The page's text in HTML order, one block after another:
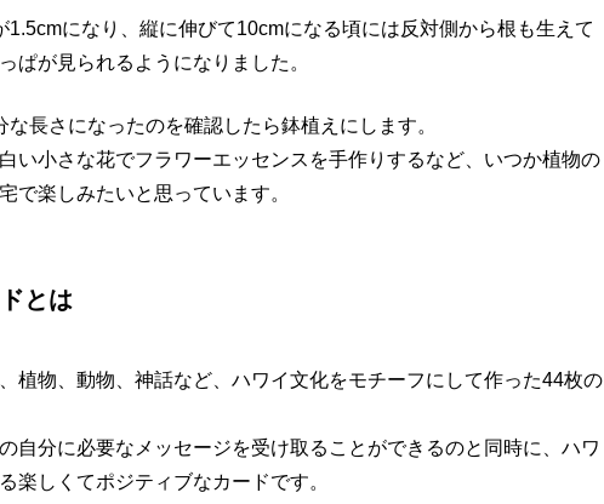
1.5cmになり、縦に伸びて10cmになる頃には反対側から根も生えて
ぱが見られるようになりました。
長さになったのを確認したら鉢植えにします。
い小さな花でフラワーエッセンスを手作りするなど、いつか植物の
で楽しみたいと思っています。
とは
植物、動物、神話など、ハワイ文化をモチーフにして作った44枚の
自分に必要なメッセージを受け取ることができるのと同時に、ハワ
楽しくてポジティブなカードです。